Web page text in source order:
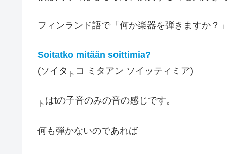
フィンランド語で「何か楽器を弾きますか？
Soitatko mitään soittimia?
(ソイタ ト コ ミタアン ソイッティミア)
ト はtの子音のみの音の感じです。
何も弾かないのであれば